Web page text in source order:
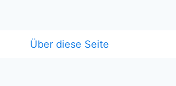
Über diese Seite